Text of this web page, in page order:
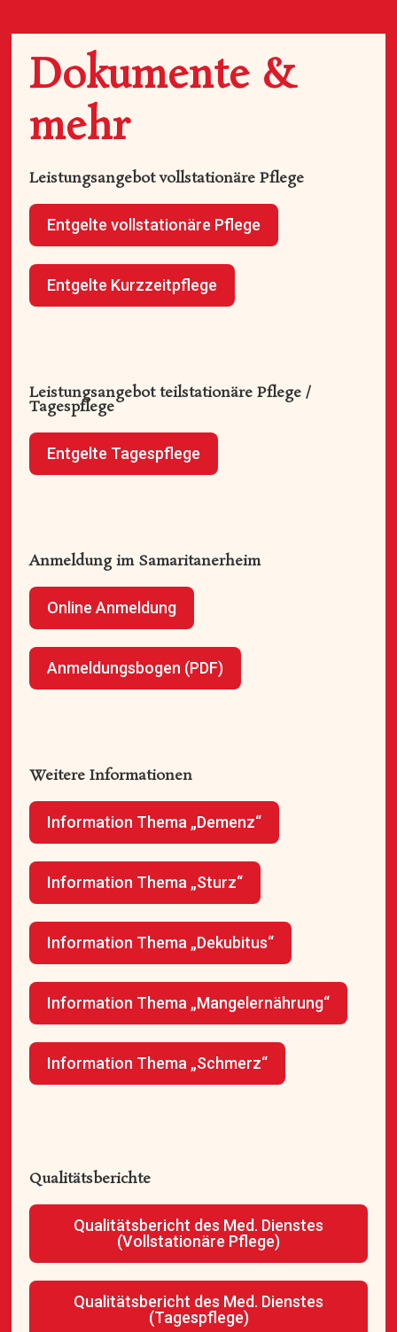
Dokumente &
mehr
Leistungsangebot vollstationäre Pflege
Entgelte vollstationäre Pflege
Entgelte Kurzzeitpflege
Leistungsangebot teilstationäre Pflege /
Tagespflege
Entgelte Tagespflege
Anmeldung im Samaritanerheim
Online Anmeldung
Anmeldungsbogen (PDF)
Weitere Informationen
Information Thema „Demenz“
Information Thema „Sturz“
Information Thema „Dekubitus“
Information Thema „Mangelernährung“
Information Thema „Schmerz“
Qualitätsberichte
Qualitätsbericht des Med. Dienstes
(Vollstationäre Pflege)
Qualitätsbericht des Med. Dienstes
(Tagespflege)